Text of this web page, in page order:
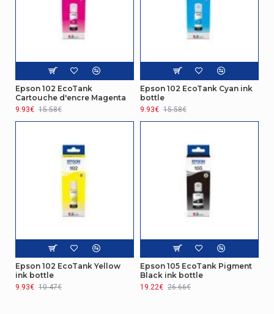
Epson 102 EcoTank
Cartouche d'encre Magenta
9.93€ 15.58€
Epson 102 EcoTank Cyan ink
bottle
9.93€ 15.58€
Epson 102 EcoTank Yellow
ink bottle
9.93€ 10.47€
Epson 105 EcoTank Pigment
Black ink bottle
19.22€ 26.66€